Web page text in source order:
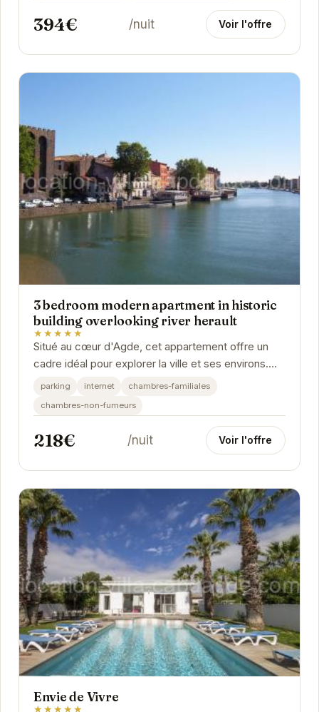
394€ /nuit Voir l'offre
3 bedroom modern apartment in historic
building overlooking river herault
★★★★★
Situé au cœur d'Agde, cet appartement offre un
cadre idéal pour explorer la ville et ses environs.
Avec ses trois chambres spacieuses, sa cuisine...
parking internet
chambres-familiales
chambres-non-fumeurs
218€ /nuit Voir l'offre
Envie de Vivre
★★★★★